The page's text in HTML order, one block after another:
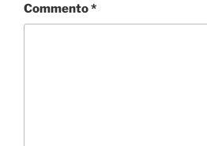
Commento*